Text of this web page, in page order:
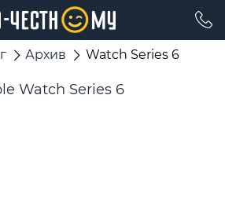
Архив Watch Series 6
Watch Series 6